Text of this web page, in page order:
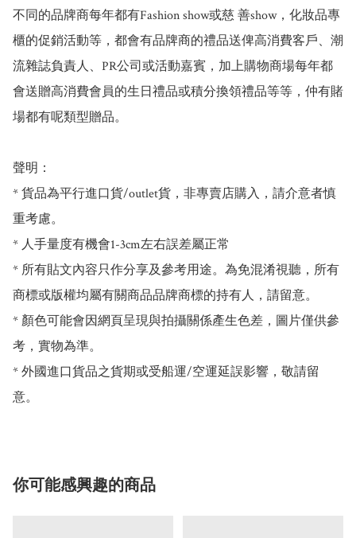
不同的品牌商每年都有Fashion show或慈 善show，化妝品專
櫃的促銷活動等，都會有品牌商的禮品送俾高消費客戶、潮
流雜誌負責人、PR公司或活動嘉賓，加上購物商場每年都
會送贈高消費會員的生日禮品或積分換領禮品等等，仲有賭
場都有呢類型贈品。
聲明：
* 貨品為平行進口貨/outlet貨，非專賣店購入，請介意者慎
重考慮。
* 人手量度有機會1-3cm左右誤差屬正常
* 所有貼文內容只作分享及參考用途。為免混淆視聽，所有
商標或版權均屬有關商品品牌商標的持有人，請留意。
* 顏色可能會因網頁呈現與拍攝關係產生色差，圖片僅供參
考，實物為準。
* 外國進口貨品之貨期或受船運/空運延誤影響，敬請留
意。
你可能感興趣的商品